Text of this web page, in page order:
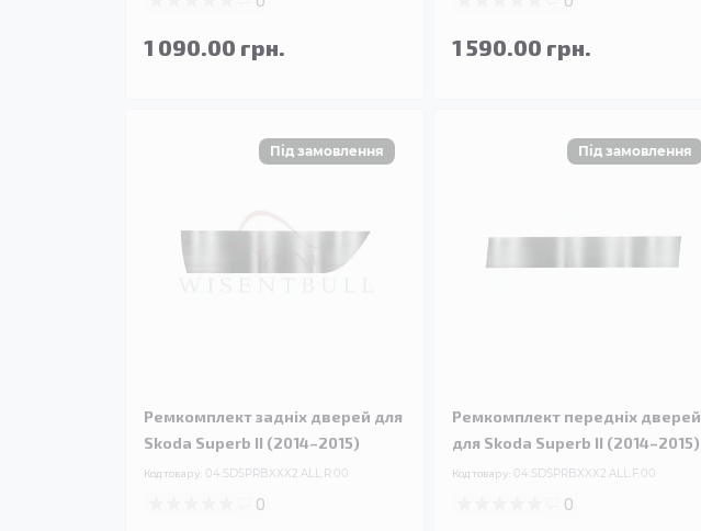
1 090.00 грн. 1 590.00 грн.
Ремкомплект задніх дверей для
Skoda Superb II (2014–2015)
Код товару: 04.SDSPRBXXX2.ALL.R.00
0
Ремкомплект передніх дверей
для Skoda Superb II (2014–2015)
Код товару: 04.SDSPRBXXX2.ALL.F.00
0